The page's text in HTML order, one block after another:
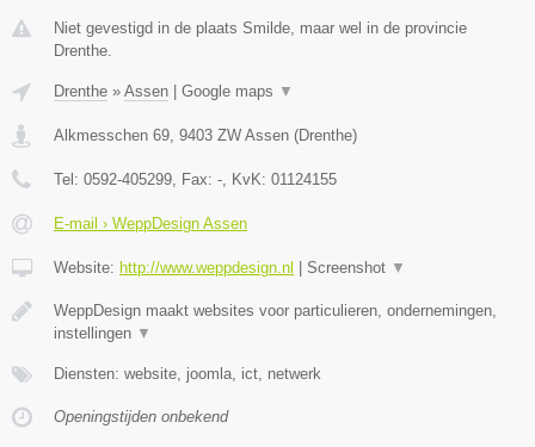
Niet gevestigd in de plaats Smilde, maar wel in de provincie
Drenthe.
Drenthe » Assen Google maps ▼
Alkmesschen 69 9403 ZW Assen (Drenthe)
Tel: 0592-405299 , Fax: - , KvK: 01124155
E-mail › WeppDesign Assen
Website: http://www.weppdesign.nl Screenshot ▼
WeppDesign maakt websites voor particulieren, ondernemingen,
instellingen ▼
Diensten: website, joomla, ict, netwerk
Openingstijden onbekend